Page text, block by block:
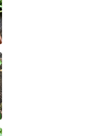
について
ザーにバッジを付与してい
いいね！
いいね！